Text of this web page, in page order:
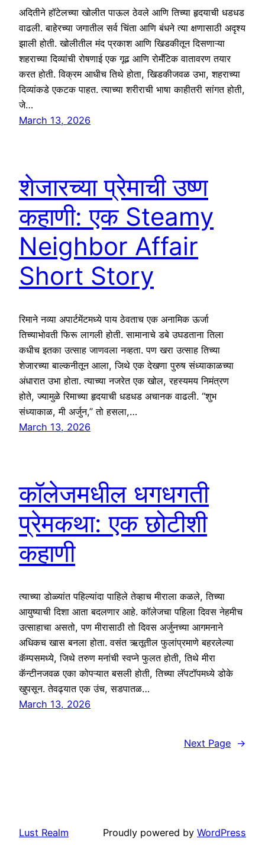
अदितीने हॉटेलच्या खोलीत पाऊल ठेवले आणि तिच्या हृदयाची धडधड
वाढली. बाहेरच्या जगातील सर्व चिंता आणि बंधने त्या क्षणासाठी अदृश्य
झाली होती. खोलीतील मंद प्रकाश आणि खिडकीतून दिसणाऱ्या
शहराच्या दिव्यांची रोषणाई एक गूढ आणि रोमँटिक वातावरण तयार
करत होती. विक्रम आधीच तिथे होता, खिडकीजवळ उभा, शहराच्या
दिव्यांकडे एकटक पाहत. त्याच्या शरीराची भाषा काहीतरी सांगत होती,
जे…
March 13, 2026
शेजारच्या प्रेमाची उष्ण
कहाणी: एक Steamy
Neighbor Affair
Short Story
रिमाने नव्या अपार्टमेंटमध्ये पाय ठेवताच एक अनामिक ऊर्जा
तिच्याभोवती फिरू लागली होती. सामानाचे डबे उघडताना तिला
कधीच इतका उत्साह जाणवला नव्हता. पण खरा उत्साह तिच्या
शेजारच्या बाल्कनीतून आला, जिथे एक देखणा पुरुष संध्याकाळच्या
अंधारात उभा होता. त्याच्या नजरेत एक खोल, रहस्यमय निमंत्रण
होते, ज्यामुळे रिमाच्या हृदयाची धडधड अचानक वाढली. “शुभ
संध्याकाळ, मी अर्जुन,” तो हसला,…
March 13, 2026
कॉलेजमधील धगधगती
प्रेमकथा: एक छोटीशी
कहाणी
त्याच्या डोळ्यांत पहिल्यांदा पाहिले तेव्हाच मीराला कळले, तिच्या
आयुष्याची दिशा आता बदलणार आहे. कॉलेजचा पहिला दिवस नेहमीच
उत्साहाचा असतो, पण मीरासाठी तो दिवस अर्जुनच्या आगमनाने
अधिकच खास बनला होता. वसंत ऋतूतील फुलांप्रमाणे बहरलेल्या
कॅम्पसमध्ये, जिथे तरुण मनांची स्वप्ने फुलत होती, तिथे मीरा
कॅन्टीनजवळ एका कोपऱ्यात बसली होती, तिच्या लॅपटॉपमध्ये डोके
खुपसून. तेवढ्यात एक उंच, सडपातळ…
March 13, 2026
Next Page →
Lust Realm Proudly powered by WordPress